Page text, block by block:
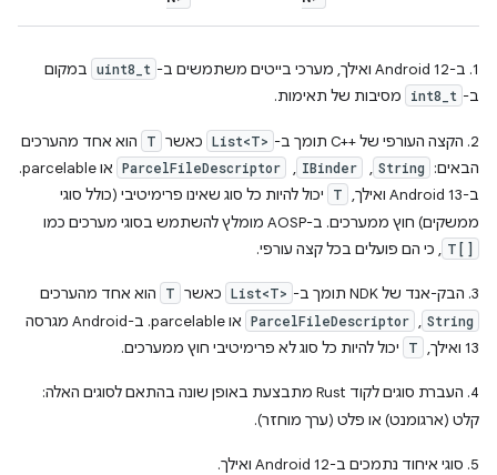
1. ב-Android 12 ואילך, מערכי בייטים משתמשים ב- uint8_t במקום
ב- int8_t מסיבות של תאימות.
2. הקצה העורפי של C++‎ תומך ב- List<T> כאשר T
הוא אחד מהערכים
הבאים:
String
, ‏
IBinder
, ‏
ParcelFileDescriptor
או parcelable.
ב-Android 13 ואילך, ‏
T
יכול להיות כל סוג שאינו פרימיטיבי (כולל סוגי
ממשקים) חוץ ממערכים. ב-AOSP מומלץ להשתמש בסוגי מערכים כמו
T[] , כי הם פועלים בכל קצה עורפי.
3. הבק-אנד של NDK תומך ב- List<T> כאשר T הוא אחד מהערכים
String
,
ParcelFileDescriptor
או parcelable. ב-Android מגרסה
13 ואילך,
T יכול להיות כל סוג לא פרימיטיבי חוץ ממערכים.
4. העברת סוגים לקוד Rust מתבצעת באופן שונה בהתאם לסוגים האלה:
קלט (ארגומנט) או פלט (ערך מוחזר).
5. סוגי איחוד נתמכים ב-Android 12 ואילך.